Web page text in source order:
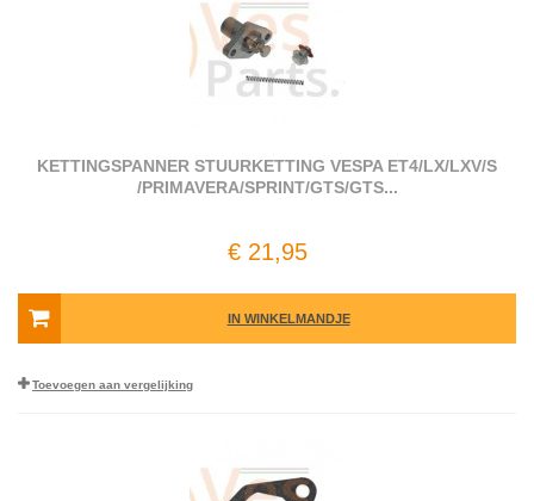
KETTINGSPANNER STUURKETTING VESPA ET4/LX/LXV/S
/PRIMAVERA/SPRINT/GTS/GTS...
€ 21,95
IN WINKELMANDJE
Toevoegen aan vergelijking